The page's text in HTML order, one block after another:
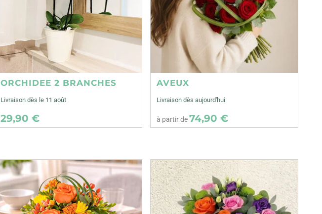
ORCHIDEE 2 BRANCHES
Livraison dès le 11 août
29,90 €
AVEUX
Livraison dès aujourd'hui
à partir de74,90 €